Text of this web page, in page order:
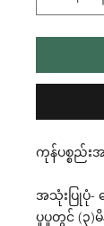
ကုန်ပစ္စည်း
အသုံးပြုပုံ-
ပူပူတွင် (၃)မိ